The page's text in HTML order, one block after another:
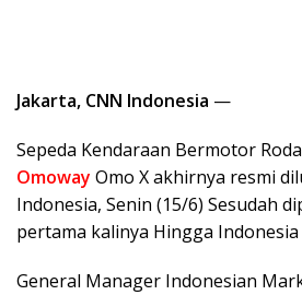
Jakarta, CNN Indonesia —
Sepeda Kendaraan Bermotor
Omoway Omo X akhirnya resmi
Indonesia, Senin (15/6) Sesudah
pertama kalinya Hingga
General Manager Indonesian